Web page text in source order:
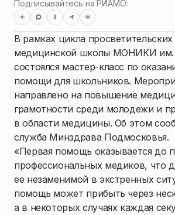
Подписывайтесь на РИАМО:
В рамках цикла
медицинской школы МОНИКИ им.
состоялся мастер-класс по
помощи для школьников.
направлено на повышение
грамотности среди молодежи и
в области медицины. Об этом
служба Минздрава Подмосковья.
«Первая помощь оказывается до
профессиональных медиков, что
ее незаменимой в экстренных
помощь может прибыть через
а в некоторых случаях каждая